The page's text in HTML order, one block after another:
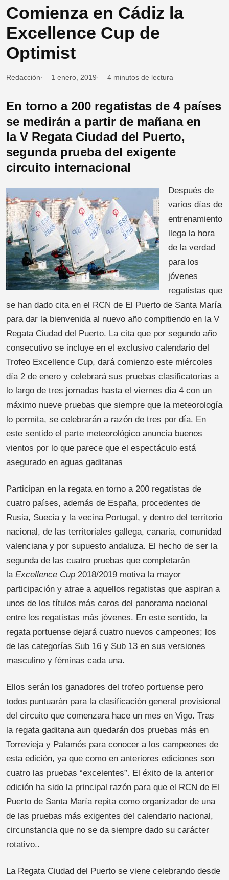
Comienza en Cádiz la
Excellence Cup de
Optimist
Redacción 1 enero, 2019 4 minutos de lectura
En torno a 200 regatistas de 4 países
se medirán a partir de mañana en
la V Regata Ciudad del Puerto,
segunda prueba del exigente
circuito internacional
Después de
varios días de
entrenamiento
llega la hora
de la verdad
para los
jóvenes
regatistas que
se han dado cita en el RCN de El Puerto de Santa María
para dar la bienvenida al nuevo año compitiendo en la V
Regata Ciudad del Puerto. La cita que por segundo año
consecutivo se incluye en el exclusivo calendario del
Trofeo Excellence Cup, dará comienzo este miércoles
día 2 de enero y celebrará sus pruebas clasificatorias a
lo largo de tres jornadas hasta el viernes día 4 con un
máximo nueve pruebas que siempre que la meteorología
lo permita, se celebrarán a razón de tres por día. En
este sentido el parte meteorológico anuncia buenos
vientos por lo que parece que el espectáculo está
asegurado en aguas gaditanas
Participan en la regata en torno a 200 regatistas de
cuatro países, además de España, procedentes de
Rusia, Suecia y la vecina Portugal, y dentro del territorio
nacional, de las territoriales gallega, canaria, comunidad
valenciana y por supuesto andaluza. El hecho de ser la
segunda de las cuatro pruebas que completarán
la Excellence Cup 2018/2019 motiva la mayor
participación y atrae a aquellos regatistas que aspiran a
unos de los títulos más caros del panorama nacional
entre los regatistas más jóvenes. En este sentido, la
regata portuense dejará cuatro nuevos campeones; los
de las categorías Sub 16 y Sub 13 en sus versiones
masculino y féminas cada una.
Ellos serán los ganadores del trofeo portuense pero
todos puntuarán para la clasificación general provisional
del circuito que comenzara hace un mes en Vigo. Tras
la regata gaditana aun quedarán dos pruebas más en
Torrevieja y Palamós para conocer a los campeones de
esta edición, ya que como en anteriores ediciones son
cuatro las pruebas “excelentes”. El éxito de la anterior
edición ha sido la principal razón para que el RCN de El
Puerto de Santa María repita como organizador de una
de las pruebas más exigentes del calendario nacional,
circunstancia que no se da siempre dado su carácter
rotativo..
La Regata Ciudad del Puerto se viene celebrando desde